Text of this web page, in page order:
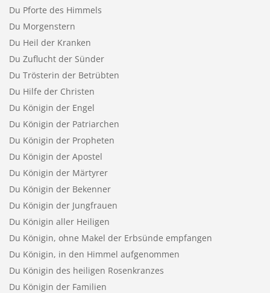
Du Pforte des Himmels
Du Morgenstern
Du Heil der Kranken
Du Zuflucht der Sünder
Du Trösterin der Betrübten
Du Hilfe der Christen
Du Königin der Engel
Du Königin der Patriarchen
Du Königin der Propheten
Du Königin der Apostel
Du Königin der Märtyrer
Du Königin der Bekenner
Du Königin der Jungfrauen
Du Königin aller Heiligen
Du Königin, ohne Makel der Erbsünde empfangen
Du Königin, in den Himmel aufgenommen
Du Königin des heiligen Rosenkranzes
Du Königin der Familien